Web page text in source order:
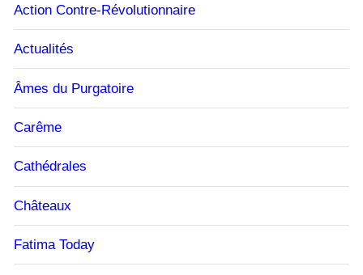
Action Contre-Révolutionnaire
Actualités
Âmes du Purgatoire
Carême
Cathédrales
Châteaux
Fatima Today